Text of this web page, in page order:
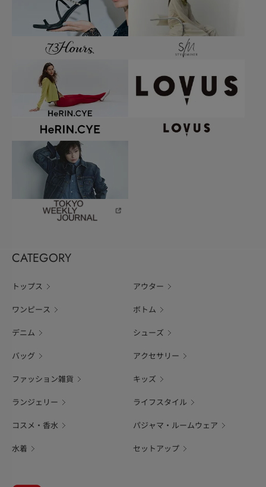
CATEGORY
トップス アウター
ワンピース ボトム
デニム シューズ
バッグ アクセサリー
ファッション雑貨 キッズ
ランジェリー ライフスタイル
コスメ・香水 パジャマ・ルームウェア
水着 セットアップ